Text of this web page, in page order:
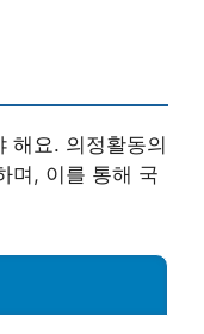
해요. 의정활동의
며, 이를 통해 국